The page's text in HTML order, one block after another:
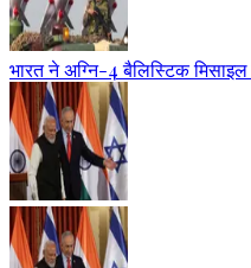
भारत ने अग्नि-4 बैलिस्टिक